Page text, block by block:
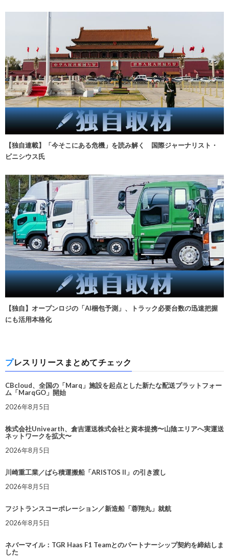
【独自連載】「今そこにある危機」を読み解く 国際ジャーナリスト・
ビニシウス氏
【独自】オープンロジの「AI梱包予測」、トラック必要台数の迅速把握
にも活用本格化
プレスリリースまとめてチェック
CBcloud、全国の「Marq」施設を起点とした新たな配送プラットフォー
ム「MarqGO」開始
2026年8月5日
株式会社Univearth、倉吉運送株式会社と資本提携〜山陰エリアへ実運送
ネットワークを拡大〜
2026年8月5日
川崎重工業／ばら積運搬船「ARISTOS II」の引き渡し
2026年8月5日
フジトランスコーポレーション／新造船「蓉翔丸」就航
2026年8月5日
ネバーマイル：TGR Haas F1 Teamとのパートナーシップ契約を締結しま
した